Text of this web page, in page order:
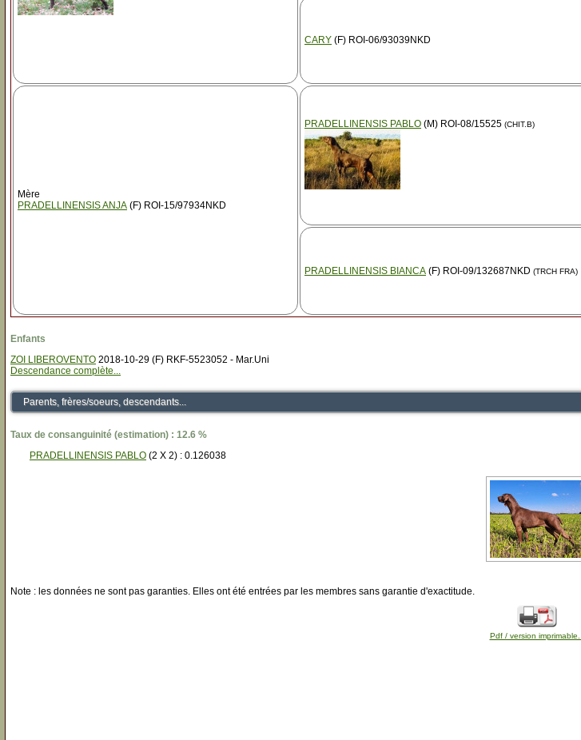
CARY (F) ROI-06/93039NKD
Mère
PRADELLINENSIS ANJA (F) ROI-15/97934NKD
PRADELLINENSIS PABLO (M) ROI-08/15525 (CHIT.B)
PRADELLINENSIS BIANCA (F) ROI-09/132687NKD (TRCH FRA)
Enfants
ZOI LIBEROVENTO 2018-10-29 (F) RKF-5523052 - Mar.Uni
Descendance complète...
Parents, frères/soeurs, descendants...
Taux de consanguinité (estimation) : 12.6 %
PRADELLINENSIS PABLO (2 X 2) : 0.126038
Note : les données ne sont pas garanties. Elles ont été entrées par les membres sans garantie d'exactitude.
Pdf / version imprimable...